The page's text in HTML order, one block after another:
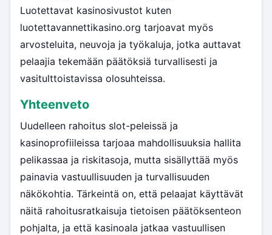
Luotettavat kasinosivustot kuten
luotettavannettikasino.org tarjoavat myös
arvosteluita, neuvoja ja työkaluja, jotka auttavat
pelaajia tekemään päätöksiä turvallisesti ja
vasitulttoistavissa olosuhteissa.
Yhteenveto
Uudelleen rahoitus slot-peleissä ja
kasinoprofiileissa tarjoaa mahdollisuuksia hallita
pelikassaa ja riskitasoja, mutta sisällyttää myös
painavia vastuullisuuden ja turvallisuuden
näkökohtia. Tärkeintä on, että pelaajat käyttävät
näitä rahoitusratkaisuja tietoisen päätöksenteon
pohjalta, ja että kasinoala jatkaa vastuullisen